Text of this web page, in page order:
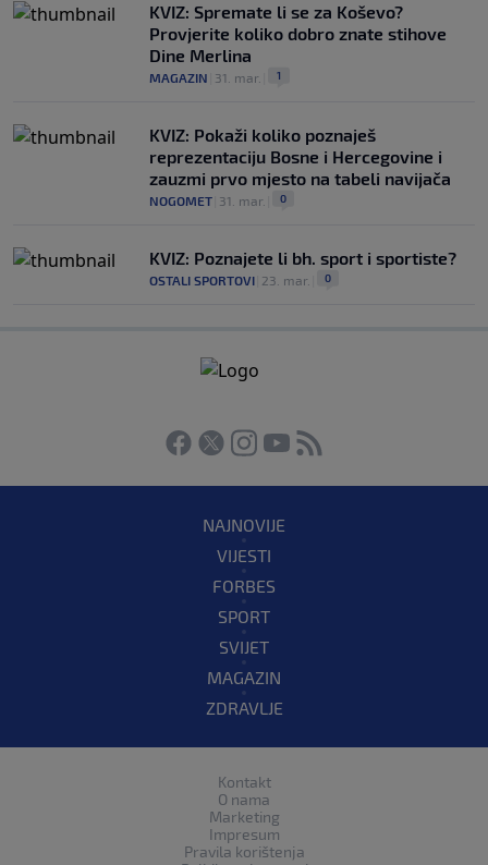
KVIZ: Spremate li se za Koševo?
Provjerite koliko dobro znate stihove
Dine Merlina
MAGAZIN 31. mar. 1
KVIZ: Pokaži koliko poznaješ
reprezentaciju Bosne i Hercegovine i
zauzmi prvo mjesto na tabeli navijača
NOGOMET 31. mar. 0
KVIZ: Poznajete li bh. sport i sportiste?
OSTALI SPORTOVI 23. mar. 0
NAJNOVIJE
VIJESTI
FORBES
SPORT
SVIJET
MAGAZIN
ZDRAVLJE
Kontakt
O nama
Marketing
Impresum
Pravila korištenja